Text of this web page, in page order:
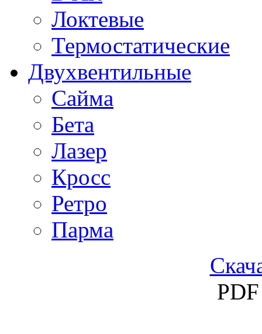
Локтевые
Термостатические
Двухвентильные
Сайма
Бета
Лазер
Кросс
Ретро
Парма